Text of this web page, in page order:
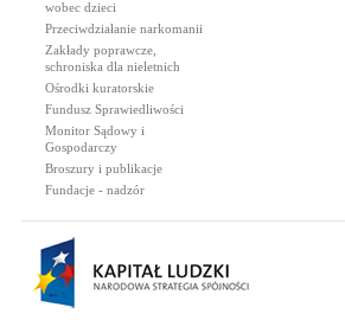
wobec dzieci
Przeciwdziałanie narkomanii
Zakłady poprawcze,
schroniska dla nieletnich
Ośrodki kuratorskie
Fundusz Sprawiedliwości
Monitor Sądowy i
Gospodarczy
Broszury i publikacje
Fundacje - nadzór